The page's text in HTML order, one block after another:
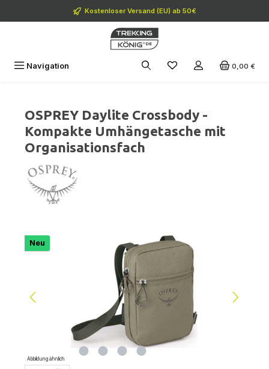
Zum Hauptinhalt springenKostenloser Versand (EU) ab 50€
Navigation 0,00 €
OSPREY Daylite Crossbody -
Kompakte Umhängetasche mit
Organisationsfach
Bildergalerie überspringen
Neu
Abbildung ähnlich